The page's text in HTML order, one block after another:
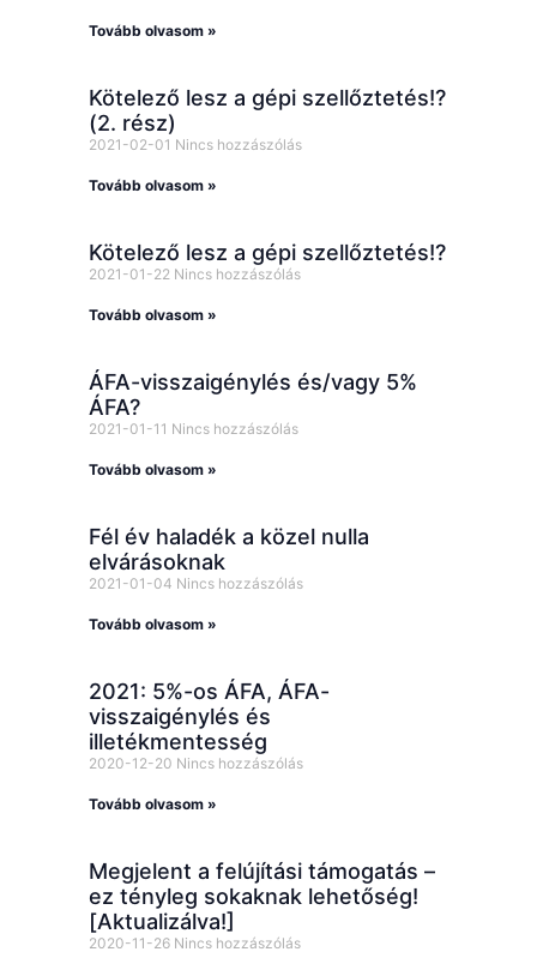
Tovább olvasom »
Kötelező lesz a gépi szellőztetés!?
(2. rész)
2021-02-01 Nincs hozzászólás
Tovább olvasom »
Kötelező lesz a gépi szellőztetés!?
2021-01-22 Nincs hozzászólás
Tovább olvasom »
ÁFA-visszaigénylés és/vagy 5%
ÁFA?
2021-01-11 Nincs hozzászólás
Tovább olvasom »
Fél év haladék a közel nulla
elvárásoknak
2021-01-04 Nincs hozzászólás
Tovább olvasom »
2021: 5%-os ÁFA, ÁFA-
visszaigénylés és
illetékmentesség
2020-12-20 Nincs hozzászólás
Tovább olvasom »
Megjelent a felújítási támogatás –
ez tényleg sokaknak lehetőség!
[Aktualizálva!]
2020-11-26 Nincs hozzászólás